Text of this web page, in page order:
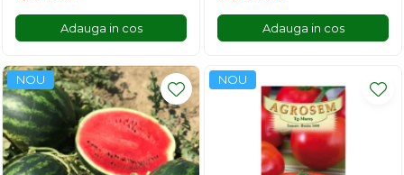
Adauga in cos Adauga in cos
NOU NOU